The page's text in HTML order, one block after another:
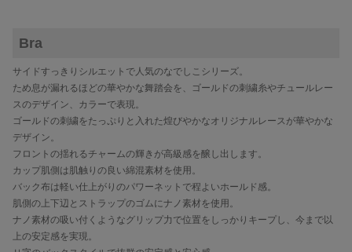
Bra
サイドすっきりシルエットで人気のなでしこシリーズ。
ため息が漏れるほどの華やかな舞踏会を、ゴールドの刺繍糸やチュールレー
スのデザイン、カラーで表現。
ゴールドの刺繍をたっぷりと入れた煌びやかなオリジナルレースが華やかな
デザイン。
フロントの揺れるチャームの輝きが高級感を醸し出します。
カップ肌側は肌触りの良い綿混素材を使用。
バック布は軽い仕上がりのパワーネットで程よいホールド感。
肌側の上下辺とストラップのゴムにナノ素材を使用。
ナノ素材の吸い付くようなグリップ力で位置をしっかりキープし、今まで以
上の安定感を実現。